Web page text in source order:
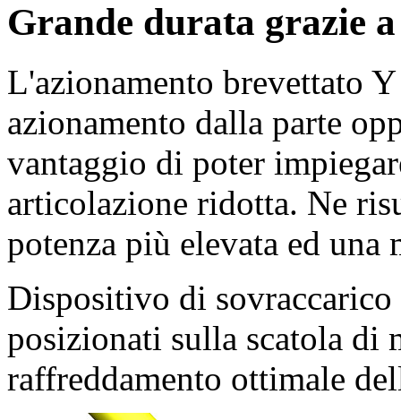
Grande durata grazie
L'azionamento brevettato
azionamento dalla parte
vantaggio di poter
articolazione ridotta. Ne
potenza più elevata ed una
Dispositivo di sovraccarico
posizionati sulla scatola di
raffreddamento ottimale